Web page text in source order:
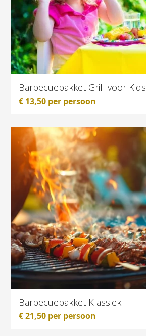
access
the
carousel
navigation
buttons
Barbecuepakket Grill voor Kids
€ 13,50 per persoon
Barbecuepakket Klassiek
€21,50 per persoon